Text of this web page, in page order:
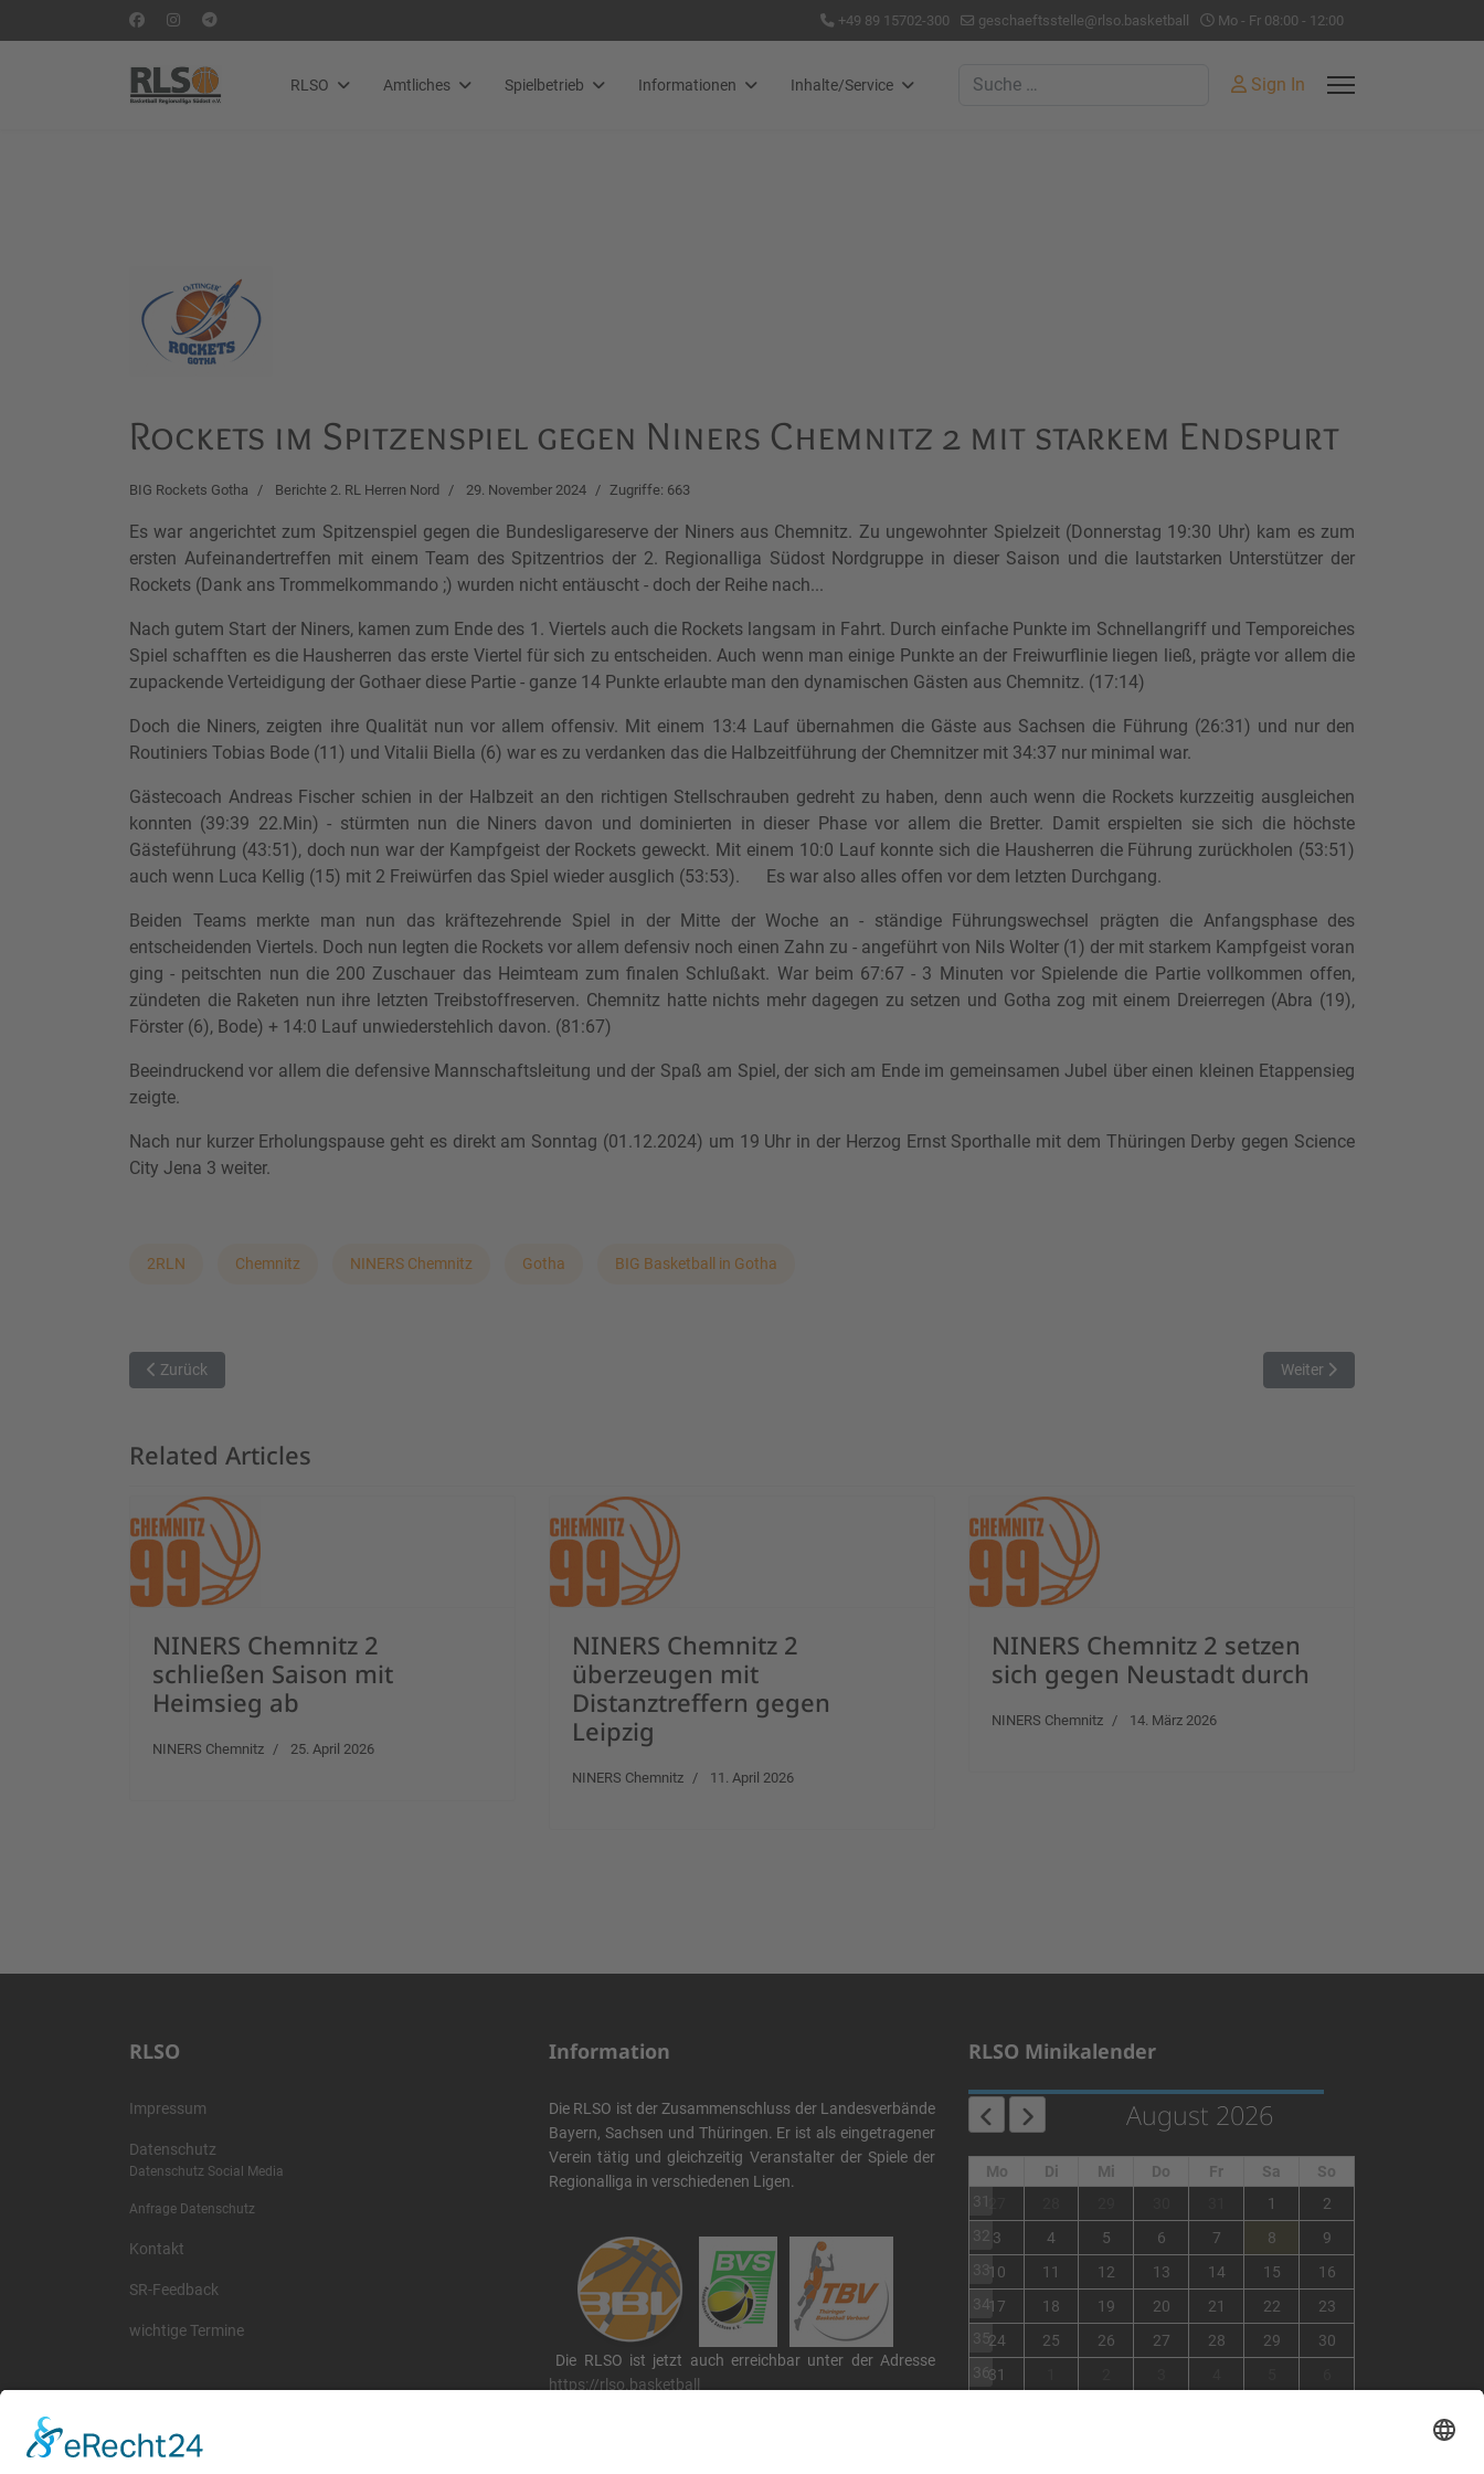
+49 89 15702-300 geschaeftsstelle@rlso.basketball Mo - Fr 08:00 - 12:00
RLSO Amtliches Spielbetrieb Informationen Inhalte/Service Suchen Sign In
Rockets im Spitzenspiel gegen Niners Chemnitz 2 mit starkem Endspurt
BIG Rockets Gotha Berichte 2. RL Herren Nord 29. November 2024 Zugriffe: 663
Es war angerichtet zum Spitzenspiel gegen die Bundesligareserve der Niners aus Chemnitz. Zu ungewohnter Spielzeit (Donnerstag 19:30 Uhr) kam es zum
ersten Aufeinandertreffen mit einem Team des Spitzentrios der 2. Regionalliga Südost Nordgruppe in dieser Saison und die lautstarken Unterstützer der
Rockets (Dank ans Trommelkommando ;) wurden nicht entäuscht - doch der Reihe nach...
Nach gutem Start der Niners, kamen zum Ende des 1. Viertels auch die Rockets langsam in Fahrt. Durch einfache Punkte im Schnellangriff und Temporeiches
Spiel schafften es die Hausherren das erste Viertel für sich zu entscheiden. Auch wenn man einige Punkte an der Freiwurflinie liegen ließ, prägte vor allem die
zupackende Verteidigung der Gothaer diese Partie - ganze 14 Punkte erlaubte man den dynamischen Gästen aus Chemnitz. (17:14)
Doch die Niners, zeigten ihre Qualität nun vor allem offensiv. Mit einem 13:4 Lauf übernahmen die Gäste aus Sachsen die Führung (26:31) und nur den
Routiniers Tobias Bode (11) und Vitalii Biella (6) war es zu verdanken das die Halbzeitführung der Chemnitzer mit 34:37 nur minimal war.
Gästecoach Andreas Fischer schien in der Halbzeit an den richtigen Stellschrauben gedreht zu haben, denn auch wenn die Rockets kurzzeitig ausgleichen
konnten (39:39 22.Min) - stürmten nun die Niners davon und dominierten in dieser Phase vor allem die Bretter. Damit erspielten sie sich die höchste
Gästeführung (43:51), doch nun war der Kampfgeist der Rockets geweckt. Mit einem 10:0 Lauf konnte sich die Hausherren die Führung zurückholen (53:51)
auch wenn Luca Kellig (15) mit 2 Freiwürfen das Spiel wieder ausglich (53:53). Es war also alles offen vor dem letzten Durchgang.
Beiden Teams merkte man nun das kräftezehrende Spiel in der Mitte der Woche an - ständige Führungswechsel prägten die Anfangsphase des
entscheidenden Viertels. Doch nun legten die Rockets vor allem defensiv noch einen Zahn zu - angeführt von Nils Wolter (1) der mit starkem Kampfgeist voran
ging - peitschten nun die 200 Zuschauer das Heimteam zum finalen Schlußakt. War beim 67:67 - 3 Minuten vor Spielende die Partie vollkommen offen,
zündeten die Raketen nun ihre letzten Treibstoffreserven. Chemnitz hatte nichts mehr dagegen zu setzen und Gotha zog mit einem Dreierregen (Abra (19),
Förster (6), Bode) + 14:0 Lauf unwiederstehlich davon. (81:67)
Beeindruckend vor allem die defensive Mannschaftsleitung und der Spaß am Spiel, der sich am Ende im gemeinsamen Jubel über einen kleinen Etappensieg
zeigte.
Nach nur kurzer Erholungspause geht es direkt am Sonntag (01.12.2024) um 19 Uhr in der Herzog Ernst Sporthalle mit dem Thüringen Derby gegen Science
City Jena 3 weiter.
2RLN Chemnitz NINERS Chemnitz Gotha BIG Basketball in Gotha
Vorheriger Beitrag: NINERS Chemnitz 2 unterliegt BIG Gotha in intensiver Partie
Zurück Nächster Beitrag: Gelingt
Weiter
Related Articles
NINERS Chemnitz 2
schließen Saison mit
Heimsieg ab
NINERS Chemnitz 25. April 2026
NINERS Chemnitz 2
überzeugen mit
Distanztreffern gegen
Leipzig
NINERS Chemnitz 11. April 2026
NINERS Chemnitz 2 setzen
sich gegen Neustadt durch
NINERS Chemnitz 14. März 2026
RLSO
Impressum
Datenschutz
Datenschutz Social Media
Anfrage Datenschutz
Kontakt
SR-Feedback
wichtige Termine
Information
Die RLSO ist der Zusammenschluss der Landesverbände
Bayern, Sachsen und Thüringen. Er ist als eingetragener
Verein tätig und gleichzeitig Veranstalter der Spiele der
Regionalliga in verschiedenen Ligen.
Die RLSO ist jetzt auch erreichbar unter der Adresse
https://rlso.basketball
RLSO Minikalender
August 2026
Mo Di Mi Do Fr Sa
So
31
1
2
32 3 4 5 6 7 8
9
3310 11 12 13 14 15
16
3417 18 19 20 21 22
23
3524 25 26 27 28 29
30
3631